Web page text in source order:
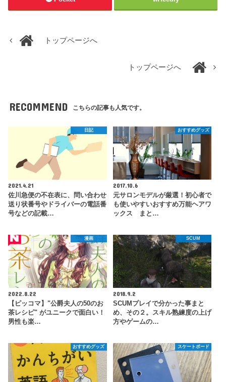
トップページへ
トップページへ
RECOMMEND こちらの記事も人気です。
日記
2021.4.21
佐川急便の不在表に、問い合わせ
送り状番号やドライバーの電話番
号などの記載…
おすすめグッズ
2017.10.6
元サロンモデルが厳選！初心者で
も使いやすいおすすめ万能ヘアワ
ックス まと…
漫画
2022.8.22
【ピッコマ】"公爵夫人の50のお
茶レシピ" がユニークで面白い！
男性も楽…
SCUM
2018.9.2
SCUMプレイで分かった事まと
め、その２。スキル熟練度の上げ
方やゲームの…
おすすめグッズ スケートボード